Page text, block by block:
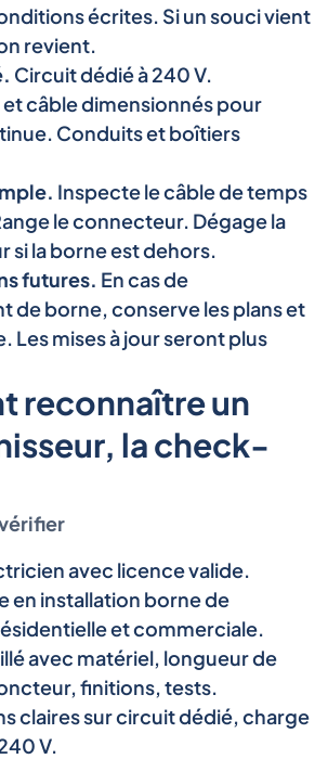
écrites. Si un souci vient
revient.
Circuit dédié à 240 V.
câble dimensionnés pour
Conduits et boîtiers
Inspecte le câble de temps
le connecteur. Dégage la
si la borne est dehors.
futures. En cas de
de borne, conserve les plans et
Les mises à jour seront plus
reconnaître un
la check-
avec licence valide.
en installation borne de
et commerciale.
avec matériel, longueur de
finitions, tests.
claires sur circuit dédié, charge
V.